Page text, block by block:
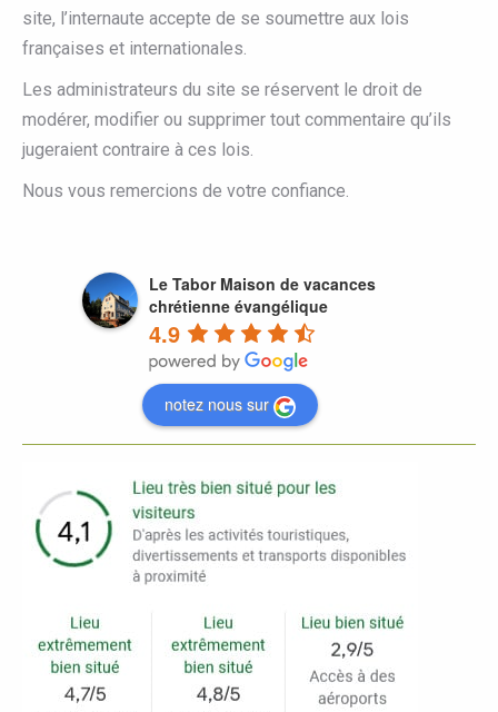
site, l’internaute accepte de se soumettre aux lois
françaises et internationales.
Les administrateurs du site se réservent le droit de
modérer, modifier ou supprimer tout commentaire qu’ils
jugeraient contraire à ces lois.
Nous vous remercions de votre confiance.
Le Tabor Maison de vacances
chrétienne évangélique
4.9
notez nous sur